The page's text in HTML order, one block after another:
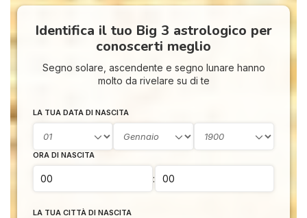
Identifica il tuo Big 3 astrologico per
conoscerti meglio
Segno solare, ascendente e segno lunare hanno
molto da rivelare su di te
LA TUA DATA DI NASCITA
ORA DI NASCITA
:
LA TUA CITTÀ DI NASCITA